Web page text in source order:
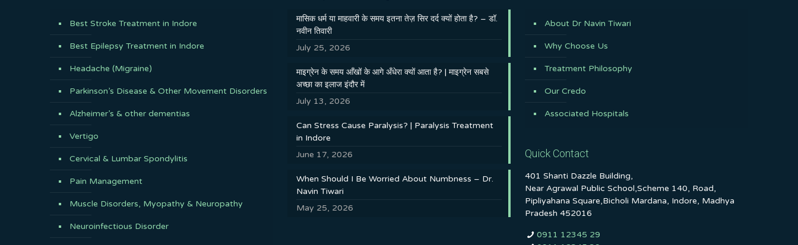
Best Stroke Treatment in Indore
Best Epilepsy Treatment in Indore
Headache (Migraine)
Parkinson’s Disease & Other Movement Disorders
Alzheimer’s & other dementias
Vertigo
Cervical & Lumbar Spondylitis
Pain Management
Muscle Disorders, Myopathy & Neuropathy
Neuroinfectious Disorder
मासिक धर्म या माहवारी के समय इतना तेज़ सिर दर्द क्यों होता है? – डॉ.
नवीन तिवारी
July 25, 2026
माइग्रेन के समय आँखों के आगे अँधेरा क्यों आता है? | माइग्रेन सबसे
अच्छा का इलाज इंदौर में
July 13, 2026
Can Stress Cause Paralysis? | Paralysis Treatment
in Indore
June 17, 2026
When Should I Be Worried About Numbness – Dr.
Navin Tiwari
May 25, 2026
About Dr Navin Tiwari
Why Choose Us
Treatment Philosophy
Our Credo
Associated Hospitals
Quick Contact
401 Shanti Dazzle Building,
Near Agrawal Public School,Scheme 140, Road,
Pipliyahana Square,Bicholi Mardana, Indore, Madhya
Pradesh 452016
0911 12345 29